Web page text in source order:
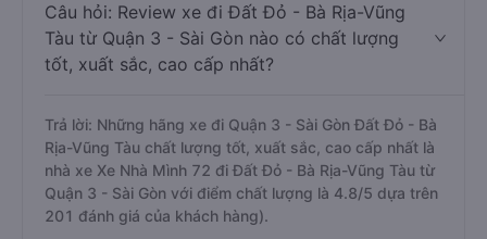
Câu hỏi: Review xe đi Đất Đỏ - Bà Rịa-Vũng
Tàu từ Quận 3 - Sài Gòn nào có chất lượng
tốt, xuất sắc, cao cấp nhất?
Trả lời: Những hãng xe đi Quận 3 - Sài Gòn Đất Đỏ - Bà
Rịa-Vũng Tàu chất lượng tốt, xuất sắc, cao cấp nhất là
nhà xe Xe Nhà Mình 72 đi Đất Đỏ - Bà Rịa-Vũng Tàu từ
Quận 3 - Sài Gòn với điểm chất lượng là 4.8/5 dựa trên
201 đánh giá của khách hàng).